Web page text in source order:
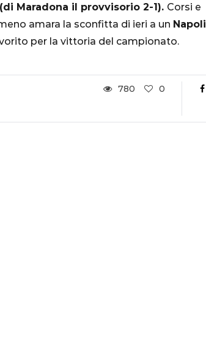
Maradona il provvisorio 2-1). Corsi e
amara la sconfitta di ieri a un Napoli
per la vittoria del campionato.
780 0
1 Dicembre 2022